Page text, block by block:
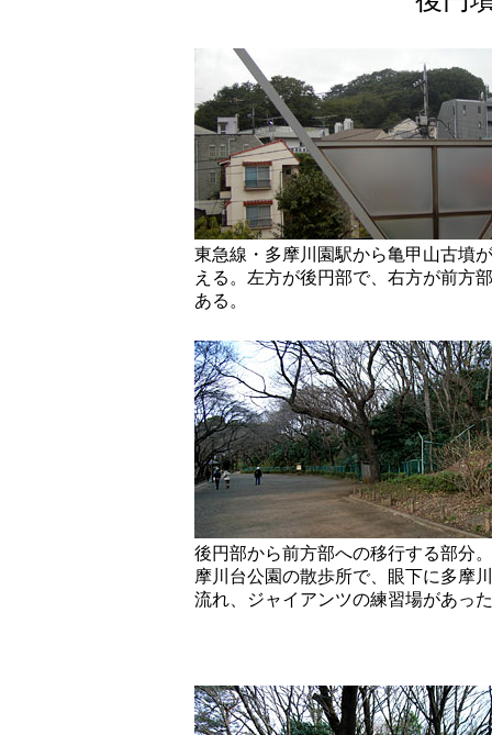
東急線・多摩川園駅から亀甲山古墳
える。左方が後円部で、右方が前方
ある。
後円部から前方部への移行する部分
摩川台公園の散歩所で、眼下に多摩
流れ、ジャイアンツの練習場があっ